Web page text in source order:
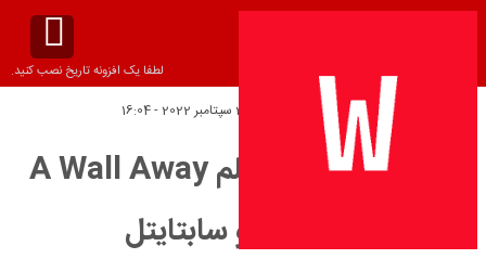
لطفا یک افزونه تاریخ نصب کنید.
تاریخ انتشار:
دانلود زیرنویس فیلم A Wall Away